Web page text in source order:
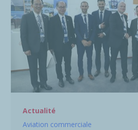
Actualité
Aviation commerciale